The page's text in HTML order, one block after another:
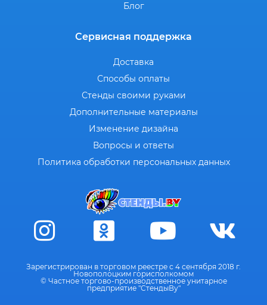
Блог
Сервисная поддержка
Доставка
Способы оплаты
Стенды своими руками
Дополнительные материалы
Изменение дизайна
Вопросы и ответы
Политика обработки персональных данных
Зарегистрирован в торговом реестре с 4 сентября 2018 г.
Новополоцким горисполкомом
© Частное торгово-производственное унитарное
предприятие "СтендыВу"